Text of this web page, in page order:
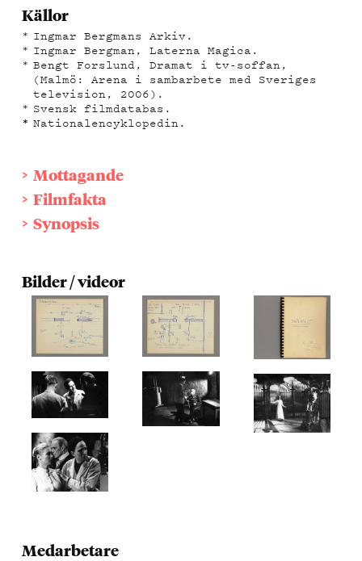
Källor
Ingmar Bergmans Arkiv.
Ingmar Bergman, Laterna Magica.
Bengt Forslund, Dramat i tv-soffan,
(Malmö: Arena i sambarbete med Sveriges
television, 2006).
Svensk filmdatabas.
Nationalencyklopedin.
Mottagande
Filmfakta
Synopsis
Bilder / videor
Medarbetare